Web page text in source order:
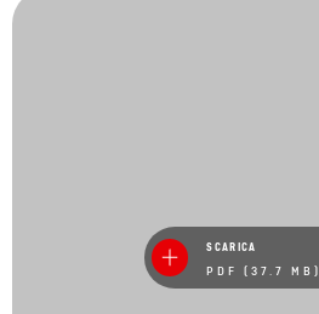
SCARICA
PDF (37.7 MB)